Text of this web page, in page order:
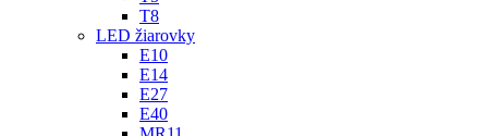
T8
LED žiarovky
E10
E14
E27
E40